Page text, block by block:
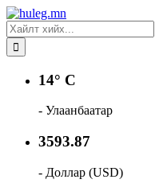
14° C
- Улаанбаатар
3593.87
- Доллар (USD)